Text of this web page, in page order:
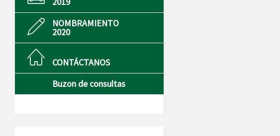
NOMBRAMIENTO
2020
CONTÁCTANOS
Buzon de consultas